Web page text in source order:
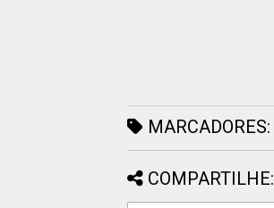
MARCADORES:
COMPARTILHE: